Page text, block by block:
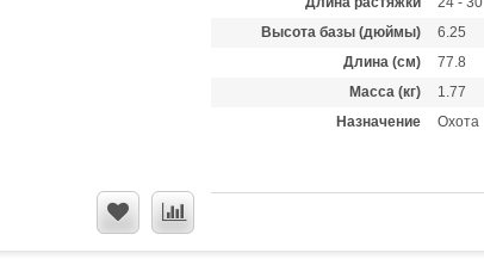
Высота базы (дюймы)
6.25
Длина (см)
77.8
Масса (кг)
1.77
Назначение
Охота